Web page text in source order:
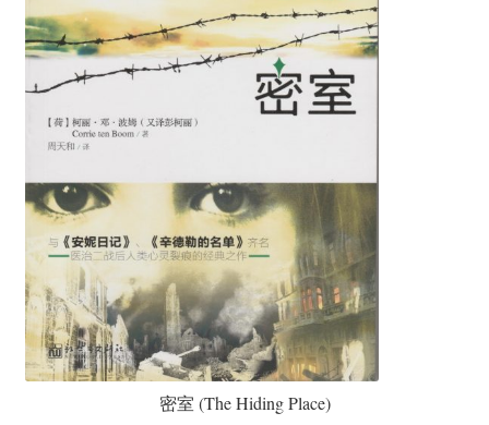
密室 (The Hiding Place)